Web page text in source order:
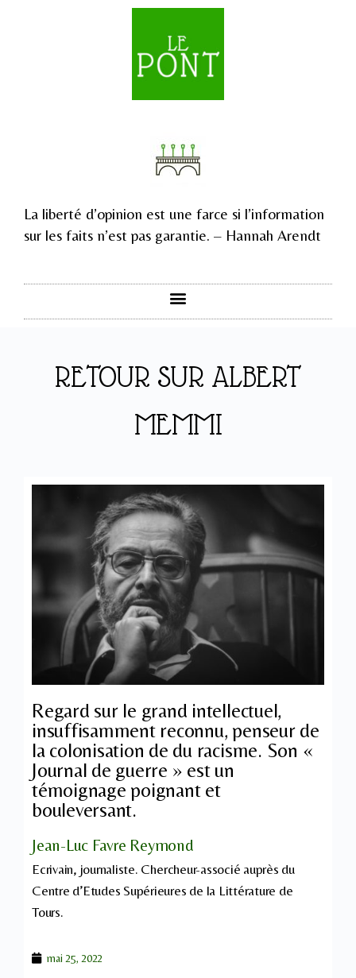
La liberté d’opinion est une farce si l’information
sur les faits n’est pas garantie. – Hannah Arendt
RETOUR SUR ALBERT
MEMMI
Regard sur le grand intellectuel,
insuffisamment reconnu, penseur de
la colonisation de du racisme. Son «
Journal de guerre » est un
témoignage poignant et
bouleversant.
Jean-Luc Favre Reymond
Ecrivain, journaliste. Chercheur-associé auprès du
Centre d’Etudes Supérieures de la Littérature de
Tours.
mai 25, 2022